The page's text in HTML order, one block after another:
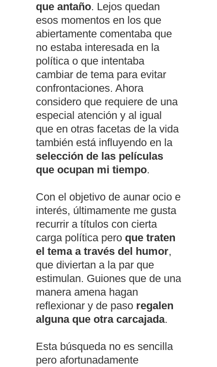
que antaño. Lejos quedan
esos momentos en los que
abiertamente comentaba que
no estaba interesada en la
política o que intentaba
cambiar de tema para evitar
confrontaciones. Ahora
considero que requiere de una
especial atención y al igual
que en otras facetas de la vida
también está influyendo en la
selección de las películas
que ocupan mi tiempo.
Con el objetivo de aunar ocio e
interés, últimamente me gusta
recurrir a títulos con cierta
carga política pero que traten
el tema a través del humor,
que diviertan a la par que
estimulan. Guiones que de una
manera amena hagan
reflexionar y de paso regalen
alguna que otra carcajada.
Esta búsqueda no es sencilla
pero afortunadamente